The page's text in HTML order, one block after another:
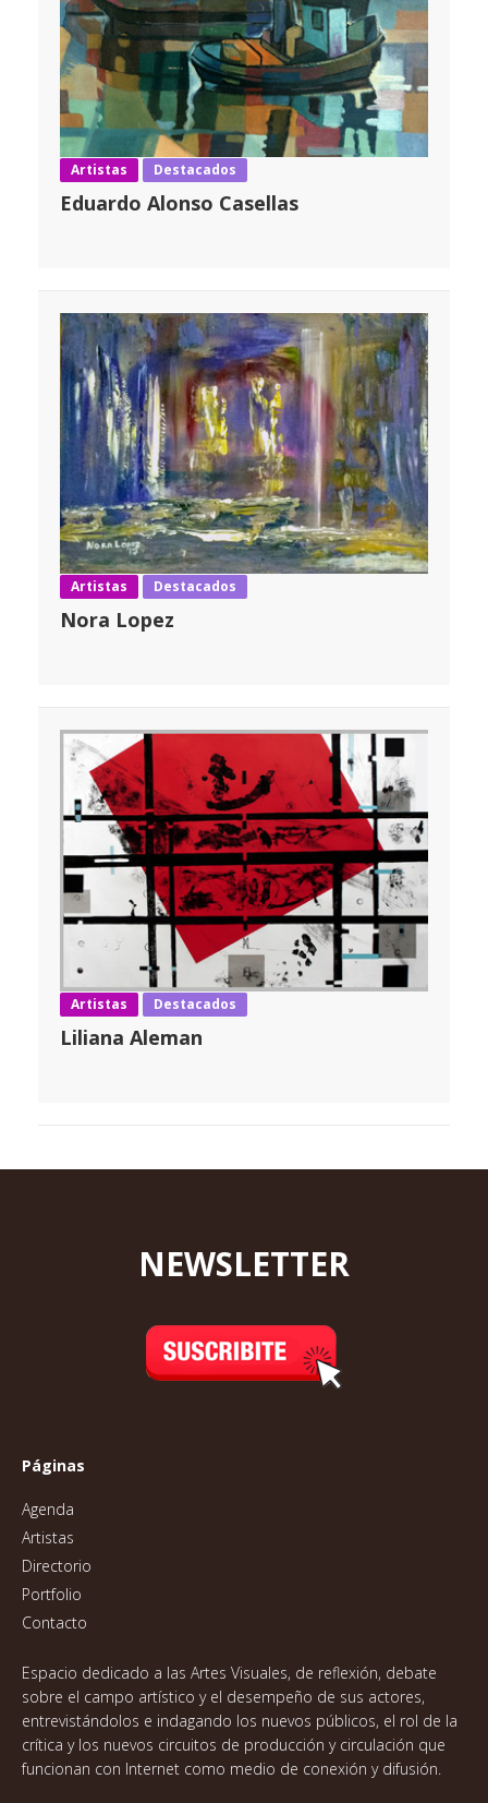
Artistas Destacados
Eduardo Alonso Casellas
Artistas Destacados
Nora Lopez
Artistas Destacados
Liliana Aleman
NEWSLETTER
Páginas
Agenda
Artistas
Directorio
Portfolio
Contacto
Espacio dedicado a las Artes Visuales, de reflexión, debate
sobre el campo artístico y el desempeño de sus actores,
entrevistándolos e indagando los nuevos públicos, el rol de la
crítica y los nuevos circuitos de producción y circulación que
funcionan con Internet como medio de conexión y difusión.